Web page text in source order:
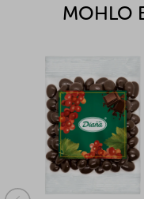
MOHLO